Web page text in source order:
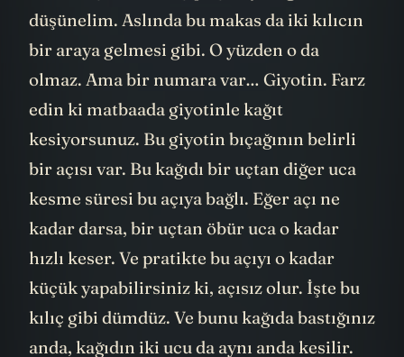
hızının ışık hızını aşıp aşmayacağını
düşünelim. Aslında bu makas da iki kılıcın
bir araya gelmesi gibi. O yüzden o da
olmaz. Ama bir numara var… Giyotin. Farz
edin ki matbaada giyotinle kağıt
kesiyorsunuz. Bu giyotin bıçağının belirli
bir açısı var. Bu kağıdı bir uçtan diğer uca
kesme süresi bu açıya bağlı. Eğer açı ne
kadar darsa, bir uçtan öbür uca o kadar
hızlı keser. Ve pratikte bu açıyı o kadar
küçük yapabilirsiniz ki, açısız olur. İşte bu
kılıç gibi dümdüz. Ve bunu kağıda bastığınız